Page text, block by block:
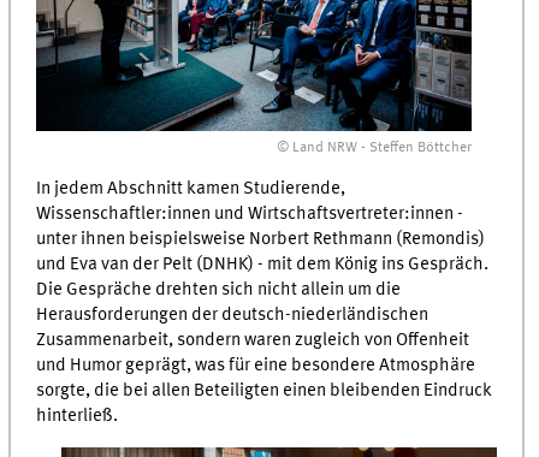
© Land NRW - Steffen Böttcher
In jedem Abschnitt kamen Studierende,
Wissenschaftler:innen und Wirtschaftsvertreter:innen -
unter ihnen beispielsweise Norbert Rethmann (Remondis)
und Eva van der Pelt (DNHK) - mit dem König ins Gespräch.
Die Gespräche drehten sich nicht allein um die
Herausforderungen der deutsch-niederländischen
Zusammenarbeit, sondern waren zugleich von Offenheit
und Humor geprägt, was für eine besondere Atmosphäre
sorgte, die bei allen Beteiligten einen bleibenden Eindruck
hinterließ.